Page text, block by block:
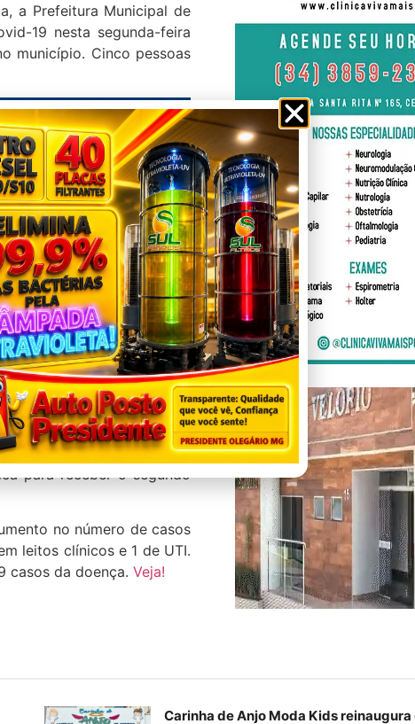
a Prefeitura Municipal de
19 nesta segunda-feira
município. Cinco pessoas
são a principal forma de
está aplicando a quarta
já recebeu a terceira dose
Gestantes e puérperas
para receber o segundo
no número de casos
leitos clínicos e 1 de UTI.
casos da doença. Veja!
Carinha de Anjo Moda Kids reinaugura